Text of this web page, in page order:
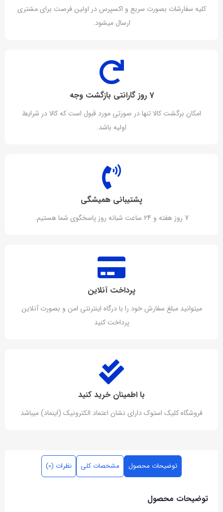
کلیه سفارشات بصورت سریع و اکسپرس در اولین فرصت برای مشتری
ارسال میشود.
7 روز گارانتی بازگشت وجه
امکان برگشت کالا تنها در صورتی مورد قبول است که کالا در شرایط
اولیه باشد.
پشتیبانی همیشگی
7 روز هفته و 24 ساعت شبانه روز پاسخگوی شما هستیم.
پرداخت آنلاین
میتوانید مبلغ سفارش خود را با درگاه اینترنتی امن و بصورت آنلاین
پرداخت کنید
با اطمینان خرید کنید
فروشگاه کلیک استوک دارای نشان اعتماد الکترونیک (اینماد) میباشد
توضیحات محصول مشخصات کلی نظرات (0)
توضیحات محصول